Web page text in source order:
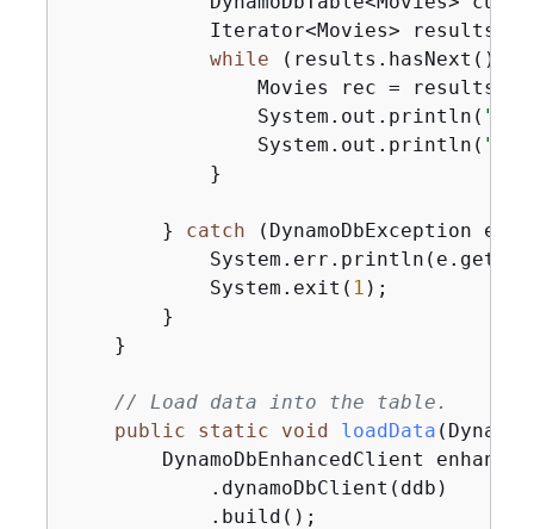
Iterator<Movies> results =
while (results.hasNext())
Movies rec =
                System.out.println(
                System.out.println(
            }
        }
catch (DynamoDbException e)
            System.exit(
1 );
        }
    }
// Load data into the table.
public
static void loadData
DynamoDbEnhancedClient
            .dynamoDbClient(ddb)
            .build();